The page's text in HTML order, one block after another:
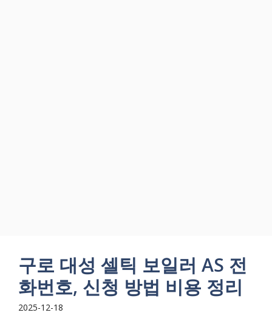
구로 대성 셀틱 보일러 AS 전
화번호, 신청 방법 비용 정리
2025-12-18